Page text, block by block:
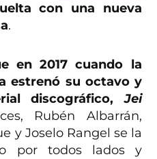
con una nueva
.
en 2017 cuando la
estrenó su octavo y
discográfico,Jei
Rubén Albarrán,
y Joselo Rangel se la
por todos lados y